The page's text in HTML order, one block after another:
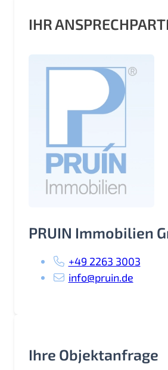
IHR
PRUIN Immobilien
+49 2263 3003
info@pruin.de
Ihre Objektanfrage